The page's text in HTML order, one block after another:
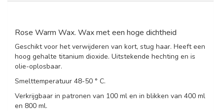
Rose Warm Wax. Wax met een hoge dichtheid
Geschikt voor het verwijderen van kort, stug haar. Heeft een
hoog gehalte titanium dioxide. Uitstekende hechting en is
olie-oplosbaar.
Smelttemperatuur 48-50 ° C.
Verkrijgbaar in patronen van 100 ml en in blikken van 400 ml
en 800 ml.